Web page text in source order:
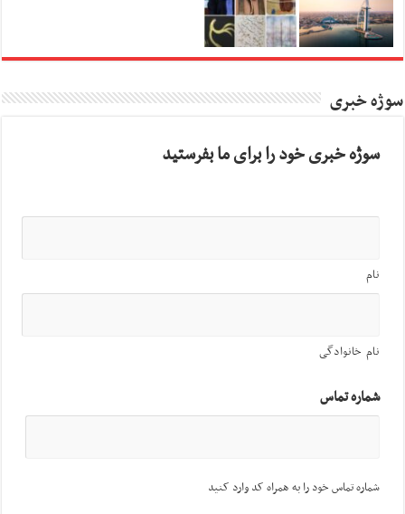
سوژه خبری
سوژه خبری خود را برای ما بفرستید
نام
نام خانوادگی
شماره تماس
شماره تماس خود را به همراه کد وارد کنید